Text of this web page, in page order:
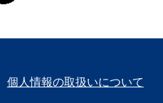
個人情報の取扱いについて